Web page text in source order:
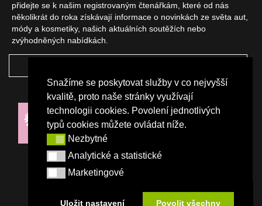
Snažíme se poskytovat služby v co nejvyšší
kvalitě, proto naše stránky využívají
technologii cookies. Povolení jednotlivých
typů cookies můžete ovládat níže.
NezbytnéNezbytné
Analytické a statistické
Analytické a statistické
Marketingové
Marketingové
Uložit nastavení Povolit všechny
přidejte se k našim registrovaným čtenářkám, které od nás
několikrát do roka získávají informace o novinkách ze světa aut,
módy a kosmetiky, našich aktuálních soutěžích nebo
zvýhodněných nabídkách.
NAŠI PARTNEŘI